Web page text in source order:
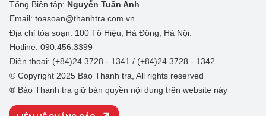
Tổng Biên tập: Nguyễn Tuấn Anh
Email: toasoan@thanhtra.com.vn
Địa chỉ tòa soạn: 100 Tô Hiệu, Hà Đông, Hà Nội.
Hotline: 090.456.3399
Điện thoại: (+84)24 3728 - 1341 / (+84)24 3728 - 1342
© Copyright 2025 Báo Thanh tra, All rights reserved
® Báo Thanh tra giữ bản quyền nội dung trên website này